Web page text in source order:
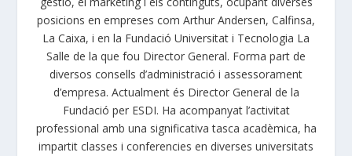
posicions en empreses com Arthur Andersen, Calfinsa,
La Caixa, i en la Fundació Universitat i Tecnologia La
Salle de la que fou Director General. Forma part de
diversos consells d’administració i assessorament
d’empresa. Actualment és Director General de la
Fundació per ESDI. Ha acompanyat l’activitat
professional amb una significativa tasca acadèmica, ha
impartit classes i conferencies en diverses universitats